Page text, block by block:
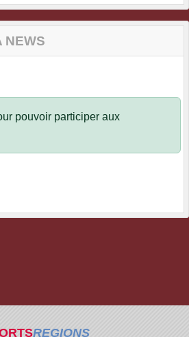
NEWS
pouvoir participer aux
REGIONS